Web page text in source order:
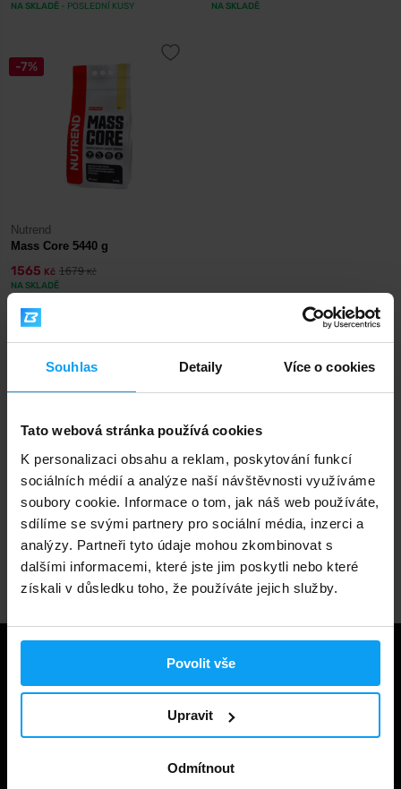
Souhlas Detaily Více o cookies
Tato webová stránka používá cookies
K personalizaci obsahu a reklam, poskytování funkcí
sociálních médií a analýze naší návštěvnosti využíváme
soubory cookie. Informace o tom, jak náš web používáte,
sdílíme se svými partnery pro sociální média, inzerci a
analýzy. Partneři tyto údaje mohou zkombinovat s
dalšími informacemi, které jste jim poskytli nebo které
získali v důsledku toho, že používáte jejich služby.
Povolit vše
Upravit
Odmítnout
NA SKLADĚ - POSLEDNÍ KUSY NA SKLADĚ
-7%
Nutrend
Mass Core 5440 g
1565 Kč 1679Kč
NA SKLADĚ
Rychlé doručení
1.000.000+ objednávek
Odborné poradenství
Užitečné informace
Obchodní podmínky